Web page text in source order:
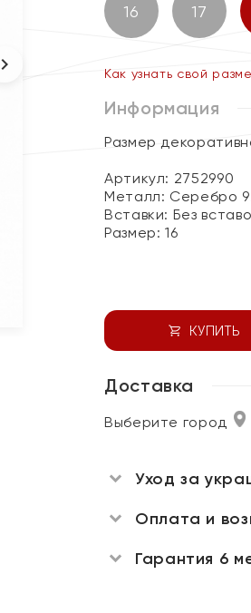
16 17
Как узнать свой
Информация
Размер
Артикул: 2752990
Металл: Серебро
Вставки: Без
Размер:16
КУПИТЬ
Доставка
Выберите город
Уход за
Оплата и
Гарантия 6